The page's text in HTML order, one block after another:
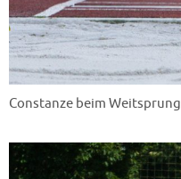
Constanze beim Weitsprung